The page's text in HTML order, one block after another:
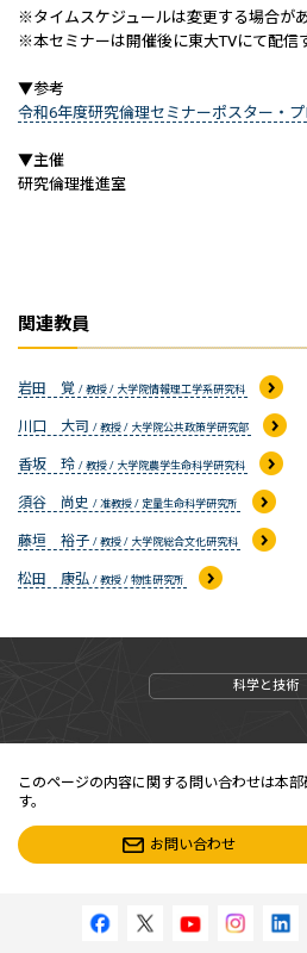
※タイムスケジュールは変更する場合があ
※本セミナーは開催後に東大TVにて配信
▼参考
令和6年度研究倫理セミナーポスター・
▼主催
研究倫理推進室
関連教員
岩田 覚 / 教授 / 大学院情報理工学系研究科
川口 大司 / 教授 / 大学院公共政策学研究部
香坂 玲 / 教授 / 大学院農学生命科学研究科
須谷 尚史 / 准教授 / 定量生命科学研究所
藤垣 裕子 / 教授 / 大学院総合文化研究科
松田 康弘 / 教授 / 物性研究所
科学と技術
このページの内容に関する問い合わせは本
す。
お問い合わせ